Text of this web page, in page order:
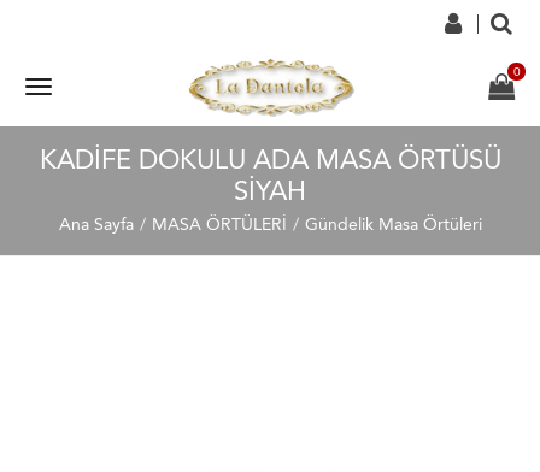
KADIFE DOKULU ADA MASA ÖRTÜSÜ
SIYAH
Ana Sayfa MASA ÖRTÜLERİ Gündelik Masa Örtüleri